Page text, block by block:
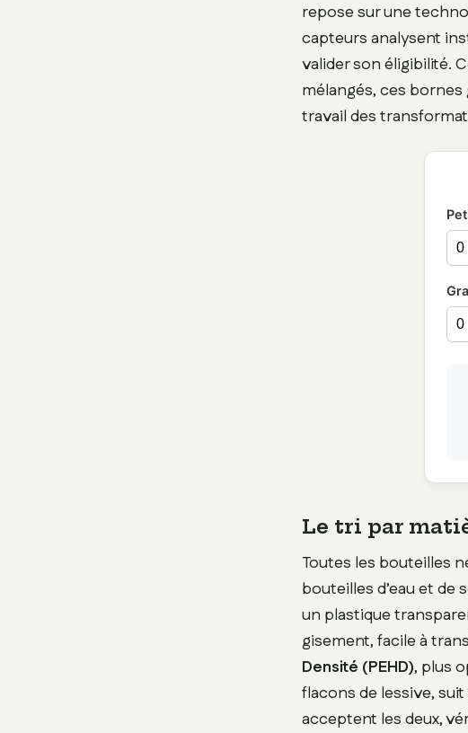
repose sur une
capteurs analysent
valider son éligibilité.
mélangés, ces
travail des
Le tri par
Toutes les bouteilles
bouteilles d’eau et de
un plastique
gisement, facile à
Densité (PEHD), plus
flacons de lessive,
acceptent les deux,